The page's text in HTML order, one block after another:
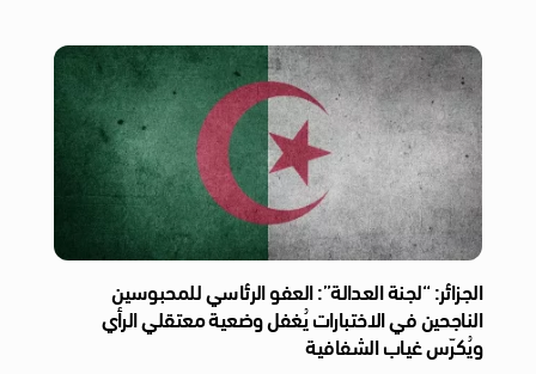
الجزائر: “لجنة العدالة”: العفو الرئاسي للمحبوسين
الناجحين في الاختبارات يُغفل وضعية معتقلي الرأي
ويُكرّس غياب الشفافية